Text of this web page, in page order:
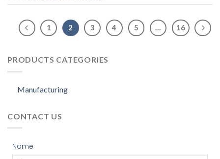
1 2 3 4 5 … 16
PRODUCTS CATEGORIES
Manufacturing
CONTACT US
Name